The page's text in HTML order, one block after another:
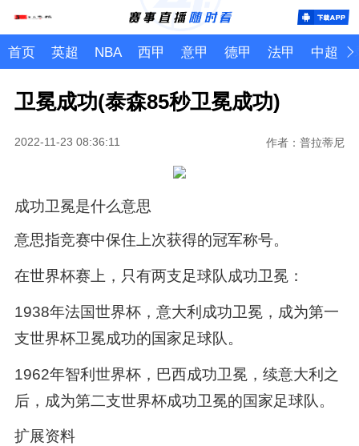
首页 英超 NBA 西甲 意甲 德甲 法甲 中超
卫冕成功(泰森85秒卫冕成功)
2022-11-23 08:36:11 作者：普拉蒂尼
成功卫冕是什么意思
意思指竞赛中保住上次获得的冠军称号。
在世界杯赛上，只有两支足球队成功卫冕：
1938年法国世界杯，意大利成功卫冕，成为第一
支世界杯卫冕成功的国家足球队。
1962年智利世界杯，巴西成功卫冕，续意大利之
后，成为第二支世界杯成功卫冕的国家足球队。
扩展资料